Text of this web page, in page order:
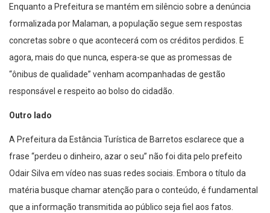
Enquanto a Prefeitura se mantém em silêncio sobre a denúncia
formalizada por Malaman, a população segue sem respostas
concretas sobre o que acontecerá com os créditos perdidos. E
agora, mais do que nunca, espera-se que as promessas de
“ônibus de qualidade” venham acompanhadas de gestão
responsável e respeito ao bolso do cidadão.
Outro lado
A Prefeitura da Estância Turística de Barretos esclarece que a
frase “perdeu o dinheiro, azar o seu” não foi dita pelo prefeito
Odair Silva em vídeo nas suas redes sociais. Embora o título da
matéria busque chamar atenção para o conteúdo, é fundamental
que a informação transmitida ao público seja fiel aos fatos.